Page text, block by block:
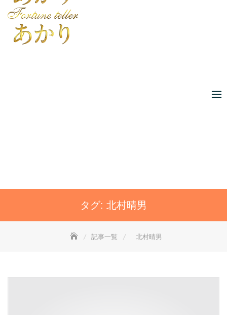
Skip
content
タグ: 北村晴男
記事一覧 北村晴男